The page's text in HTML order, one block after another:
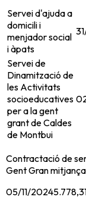
Servei d'ajuda a
domicili i
menjador social
i àpats
Servei de
Dinamització de
les Activitats
socioeducatives
per a la gent
grant de Caldes
de Montbui
Contractació de
Gent Gran
05/11/2024